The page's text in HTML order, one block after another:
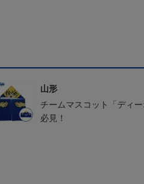
山形
チームマスコット「ディ
必見！